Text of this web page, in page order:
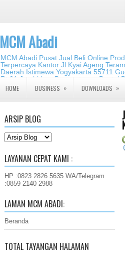
MCM Abadi
MCM Abadi Pusat Jual Beli Online
Terpercaya Kantor:Jl Kyai Ageng
Daerah Istimewa Yogyakarta 55711
Rt.01,Jambidan,
2140 2988
HOME BUSINESS » DOWNLOADS »
ARSIP BLOG
LAYANAN CEPAT KAMI :
HP :0823 2826 5635 WA/Telegram
:0859 2140 2988
LAMAN MCM ABADI:
Beranda
TOTAL TAYANGAN HALAMAN